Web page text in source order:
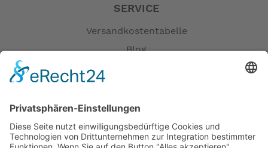
SERVICE
Versandkostentabelle
Blog
Erklärung zur Barrierefreiheit
AGB
Öffnungszeiten
Versandpartner